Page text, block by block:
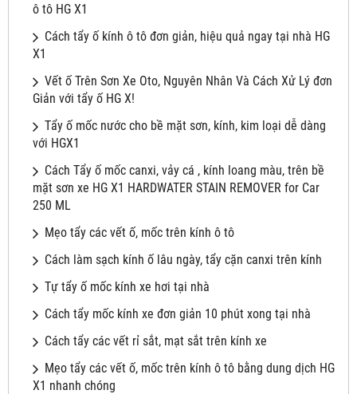
ô tô HG X1
Cách tẩy ố kính ô tô đơn giản, hiệu quả ngay tại nhà HG
X1
Vết ố Trên Sơn Xe Oto, Nguyên Nhân Và Cách Xử Lý đơn
Giản với tẩy ố HG X!
Tẩy ố mốc nước cho bề mặt sơn, kính, kim loại dễ dàng
với HGX1
Cách Tẩy ố mốc canxi, vảy cá , kính loang màu, trên bề
mặt sơn xe HG X1 HARDWATER STAIN REMOVER for Car
250 ML
Mẹo tẩy các vết ố, mốc trên kính ô tô
Cách làm sạch kính ố lâu ngày, tẩy cặn canxi trên kính
Tự tẩy ố mốc kính xe hơi tại nhà
Cách tẩy mốc kính xe đơn giản 10 phút xong tại nhà
Cách tẩy các vết rỉ sắt, mạt sắt trên kính xe
Mẹo tẩy các vết ố, mốc trên kính ô tô bằng dung dịch HG
X1 nhanh chóng